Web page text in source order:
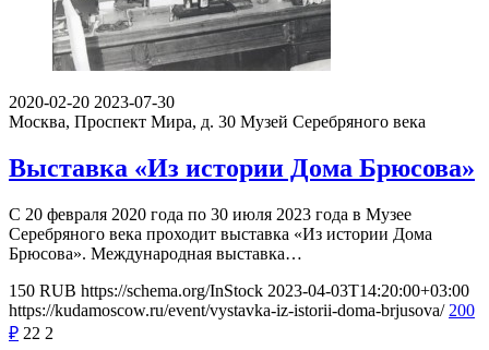
2020-02-20 2023-07-30
Москва, Проспект Мира, д. 30 Музей Серебряного века
Выставка «Из истории Дома Брюсова»
С 20 февраля 2020 года по 30 июля 2023 года в Музее
Серебряного века проходит выставка «Из истории Дома
Брюсова». Международная выставка…
150 RUB https://schema.org/InStock 2023-04-03T14:20:00+03:00
https://kudamoscow.ru/event/vystavka-iz-istorii-doma-brjusova/ 200
₽ 22 2